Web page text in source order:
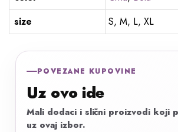
size
S, M, L, XL
POVEZANE KUPOVINE
Uz ovo ide
Mali dodaci i slični proizvodi koji
uz ovaj izbor.